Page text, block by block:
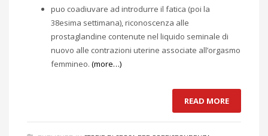
puo coadiuvare ad introdurre il fatica (poi la
38esima settimana), riconoscenza alle
prostaglandine contenute nel liquido seminale di
nuovo alle contrazioni uterine associate all’orgasmo
femmineo. (more…)
READ MORE